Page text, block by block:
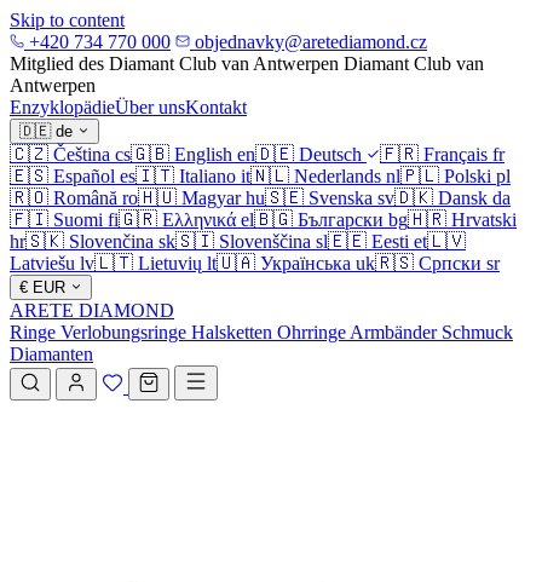
Skip to content
+420 734 770 000
objednavky@aretediamond.cz
Mitglied des Diamant Club van Antwerpen Diamant Club van
Antwerpen
EnzyklopädieÜber unsKontakt
🇩🇪 de
🇨🇿 Čeština cs🇬🇧 English en🇩🇪 Deutsch 🇫🇷 Français fr
🇪🇸 Español es🇮🇹 Italiano it🇳🇱 Nederlands nl🇵🇱 Polski pl
🇷🇴 Română ro🇭🇺 Magyar hu🇸🇪 Svenska sv🇩🇰 Dansk da
🇫🇮 Suomi fi🇬🇷 Ελληνικά el🇧🇬 Български bg🇭🇷 Hrvatski
hr🇸🇰 Slovenčina sk🇸🇮 Slovenščina sl🇪🇪 Eesti et🇱🇻
Latviešu lv🇱🇹 Lietuvių lt🇺🇦 Українська uk🇷🇸 Српски sr
€ EUR
ARETE DIAMOND
Ringe Verlobungsringe Halsketten Ohrringe Armbänder Schmuck
Diamanten